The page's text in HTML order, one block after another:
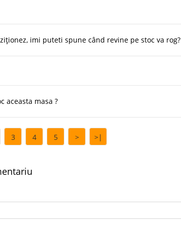
imi puteti spune când revine pe stoc va rog?
aceasta masa ?
3 4 5 > >|